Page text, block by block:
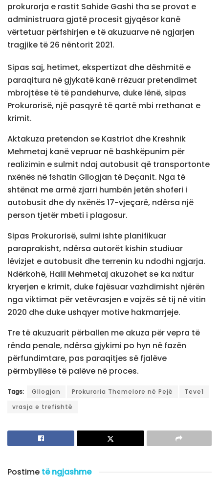
prokurorja e rastit Sahide Gashi tha se provat e
administruara gjatë procesit gjyqësor kanë
vërtetuar përfshirjen e të akuzuarve në ngjarjen
tragjike të 26 nëntorit 2021.
Sipas saj, hetimet, ekspertizat dhe dëshmitë e
paraqitura në gjykatë kanë rrëzuar pretendimet
mbrojtëse të të pandehurve, duke lënë, sipas
Prokurorisë, një pasqyrë të qartë mbi rrethanat e
krimit.
Aktakuza pretendon se Kastriot dhe Kreshnik
Mehmetaj kanë vepruar në bashkëpunim për
realizimin e sulmit ndaj autobusit që transportonte
nxënës në fshatin Gllogjan të Deçanit. Nga të
shtënat me armë zjarri humbën jetën shoferi i
autobusit dhe dy nxënës 17-vjeçarë, ndërsa një
person tjetër mbeti i plagosur.
Sipas Prokurorisë, sulmi ishte planifikuar
paraprakisht, ndërsa autorët kishin studiuar
lëvizjet e autobusit dhe terrenin ku ndodhi ngjarja.
Ndërkohë, Halil Mehmetaj akuzohet se ka nxitur
kryerjen e krimit, duke fajësuar vazhdimisht njërën
nga viktimat për vetëvrasjen e vajzës së tij në vitin
2020 dhe duke ushqyer motive hakmarrjeje.
Tre të akuzuarit përballen me akuza për vepra të
rënda penale, ndërsa gjykimi po hyn në fazën
përfundimtare, pas paraqitjes së fjalëve
përmbyllëse të palëve në proces.
Tags: Gllogjan Prokuroria Themelore në Pejë
Teve1
vrasja e trefishtë
Postime të ngjashme